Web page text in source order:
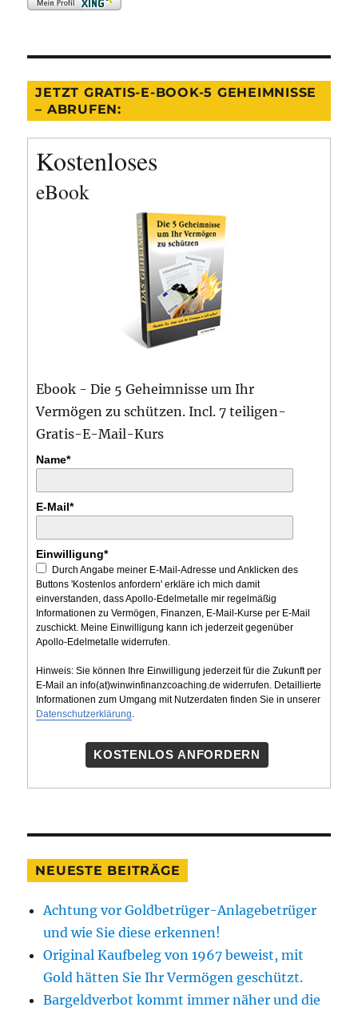
JETZT GRATIS-E-BOOK-5 GEHEIMNISSE
– ABRUFEN:
Kostenloses
eBook
Ebook - Die 5 Geheimnisse um Ihr
Vermögen zu schützen. Incl. 7 teiligen-
Gratis-E-Mail-Kurs
Name*
E-Mail*
Einwilligung*
Durch Angabe meiner E-Mail-Adresse und Anklicken des
Buttons 'Kostenlos anfordern' erkläre ich mich damit
einverstanden, dass Apollo-Edelmetalle mir regelmäßig
Informationen zu Vermögen, Finanzen, E-Mail-Kurse per E-Mail
zuschickt. Meine Einwilligung kann ich jederzeit gegenüber
Apollo-Edelmetalle widerrufen.
Hinweis: Sie können Ihre Einwilligung jederzeit für die Zukunft per
E-Mail an info(at)winwinfinanzcoaching.de widerrufen. Detaillierte
Informationen zum Umgang mit Nutzerdaten finden Sie in unserer
Datenschutzerklärung.
KOSTENLOS ANFORDERN
NEUESTE BEITRÄGE
Achtung vor Goldbetrüger-Anlagebetrüger
und wie Sie diese erkennen!
Original Kaufbeleg von 1967 beweist, mit
Gold hätten Sie Ihr Vermögen geschützt.
Bargeldverbot kommt immer näher und die